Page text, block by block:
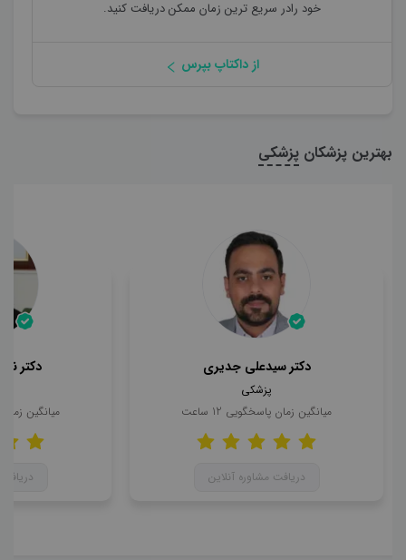
خود رادر سریع ترین زمان ممکن دریافت کنید.
از داکتاپ بپرس
بهترین پزشکان پزشکی
دکتر سیدعلی جدیری
پزشکی
میانگین زمان پاسخگویی 12 ساعت
دریافت مشاوره آنلاین
دکتر
میانگین